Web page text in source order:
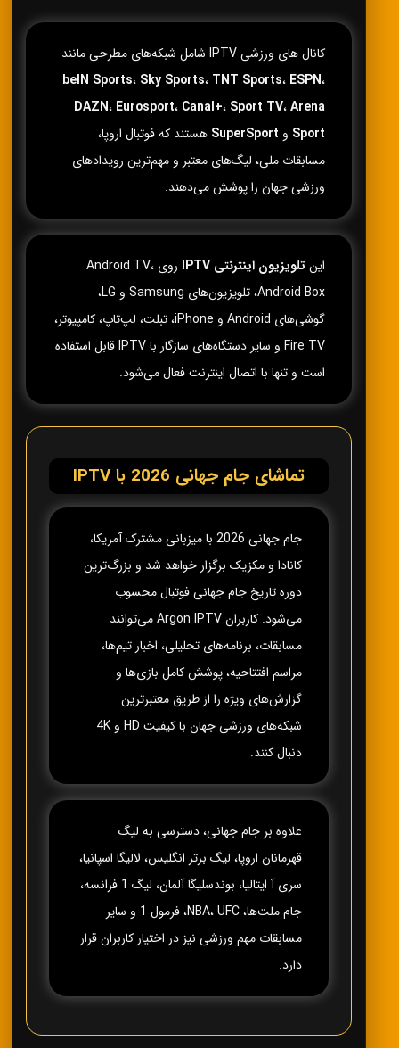
کانال های ورزشی IPTV شامل شبکه‌های مطرحی مانند
beIN Sports، Sky Sports، TNT Sports، ESPN،
DAZN، Eurosport، Canal+، Sport TV،Arena
Sport و SuperSport هستند که فوتبال اروپا،
مسابقات ملی، لیگ‌های معتبر و مهم‌ترین رویدادهای
ورزشی جهان را پوشش می‌دهند.
این تلویزیون اینترنتی IPTV
روی Android TV،
Android Box، تلویزیون‌های Samsung و LG،
گوشی‌های Android و iPhone، تبلت، لپ‌تاپ، کامپیوتر،
Fire TV و سایر دستگاه‌های سازگار با IPTV قابل استفاده
است و تنها با اتصال اینترنت فعال می‌شود.
تماشای جام جهانی 2026 با IPTV
جام جهانی 2026 با میزبانی مشترک آمریکا،
کانادا و مکزیک برگزار خواهد شد و بزرگ‌ترین
دوره تاریخ جام جهانی فوتبال محسوب
می‌شود. کاربران Argon IPTV می‌توانند
مسابقات، برنامه‌های تحلیلی، اخبار تیم‌ها،
مراسم افتتاحیه، پوشش کامل بازی‌ها و
گزارش‌های ویژه را از طریق معتبرترین
شبکه‌های ورزشی جهان با کیفیت HD و 4K
دنبال کنند.
علاوه بر جام جهانی، دسترسی به لیگ
قهرمانان اروپا، لیگ برتر انگلیس، لالیگا اسپانیا،
سری آ ایتالیا، بوندسلیگا آلمان، لیگ 1 فرانسه،
جام ملت‌ها، NBA، UFC، فرمول 1 و سایر
مسابقات مهم ورزشی نیز در اختیار کاربران قرار
دارد.